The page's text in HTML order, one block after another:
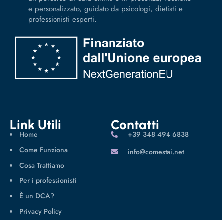
e personalizzato, guidato da psicologi, dietisti e
professionisti esperti.
Link Utili
Home
Come Funziona
Cosa Trattiamo
Per i professionisti
È un DCA?
Privacy Policy
Contatti
‪+39 348 494 6838
info@comestai.net